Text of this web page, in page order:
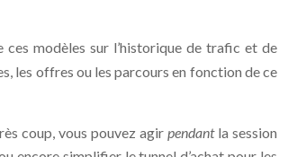
modèles sur l’historique de trafic et de
les offres ou les parcours en fonction de ce
coup, vous pouvez agirpendantla session